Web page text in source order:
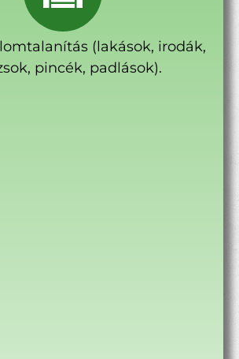
(lakások, irodák,
pincék, padlások).